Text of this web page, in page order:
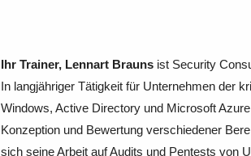
Ihr Trainer, Lennart Brauns ist Security
In langjähriger Tätig­keit für Unternehmen der
Windows, Active Directory und Microsoft
Konzeption und Bewertung verschie­dener
sich seine Arbeit auf Audits und Pentests von